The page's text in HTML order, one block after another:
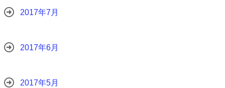
2017年7月
2017年6月
2017年5月